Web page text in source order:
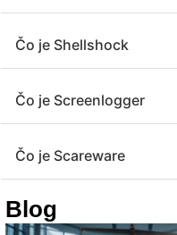
Čo je Shellshock
Čo je Screenlogger
Čo je Scareware
Blog